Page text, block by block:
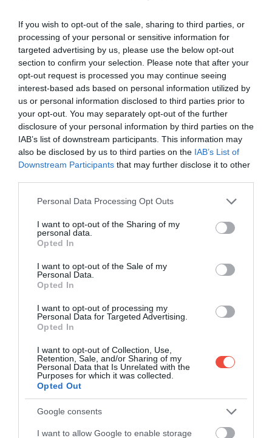
If you wish to opt-out of the sale, sharing to third parties, or
processing of your personal or sensitive information for
targeted advertising by us, please use the below opt-out
section to confirm your selection. Please note that after your
opt-out request is processed you may continue seeing
interest-based ads based on personal information utilized by
us or personal information disclosed to third parties prior to
your opt-out. You may separately opt-out of the further
disclosure of your personal information by third parties on the
IAB’s list of downstream participants. This information may
also be disclosed by us to third parties on the IAB’s List of
Downstream Participants that may further disclose it to other
Please note that this website/app uses one or more Google
not limited to your visit or usage behaviour. You may click to
grant or deny consent to Google and its third-party tags to
use your data for below specified purposes in below Google
consent section.
Personal Data Processing Opt Outs
I want to opt-out of the Sharing of my
personal data.
Opted In
I want to opt-out of the Sale of my
Personal Data.
Opted In
I want to opt-out of processing my
Personal Data for Targeted Advertising.
Opted In
I want to opt-out of Collection, Use,
Retention, Sale, and/or Sharing of my
Personal Data that Is Unrelated with the
Purposes for which it was collected.
Opted Out
Google consents
I want to allow Google to enable storage
Az Euronews szerint évente több mint 250 ezren
utaznak Törökországba hajbeültetésre, aminek a fő
oka az alacsony ár, ugyanis az Egyesült Államokban
egy ilyen kezelés 15 000 dollárba, Franciaországban
pedig 10 000 euróba kerül. Ugyanannyi
mikroimplantátum behelyezéséért, elő- és
utókezelésért Törökországban 3800 eurót kell
fizetni. De mi lehet a trükk? Miért ennyivel olcsóbb
ugyanaz a műtét Törökországban? A török kormány
támogatja az egészségturizmust (hajgyógyászat,
fogászat, onkológia), ezen beavatkozások
költségeinek 40%-át az állam finanszírozza. Ahhoz,
hogy egy klinika részesüljön az állami
kell átesniük, tehát csak a megbízható
intézmények kaphatnak támogatást, ez pedig
olcsó egy beavatkozás, az intő jel lehet, ezért akik
ilyen céllal utaznak Isztambulba, mindenképpen
A városban 350 hajbeültetésre szakosodott klinika
A World Travel & Tourism Council jelentése szerint
Törökország a negyedik legnépszerűbb európai úti
cél ezen a nyáron, ráadásul az ország turisztikai
bevételei csaknem megháromszorozódtak 2022
második negyedévében.